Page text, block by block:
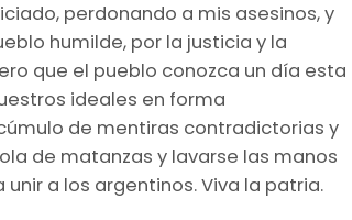
perdonando a mis asesinos, y
humilde, por la justicia y la
que el pueblo conozca un día esta
ideales en forma
de mentiras contradictorias y
de matanzas y lavarse las manos
a los argentinos. Viva la patria.